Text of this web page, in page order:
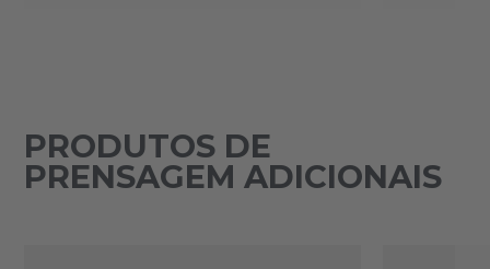
PRODUTOS DE
PRENSAGEM ADICIONAIS